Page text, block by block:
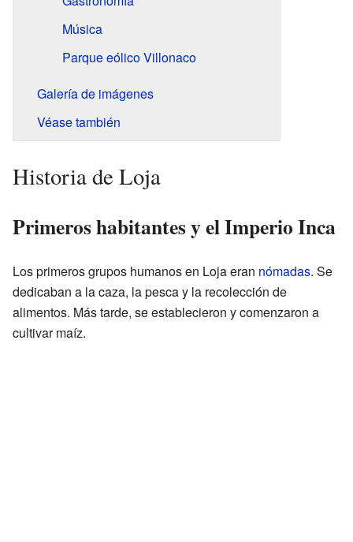
Música
Parque eólico Villonaco
Galería de imágenes
Véase también
Historia de Loja
Primeros habitantes y el Imperio Inca
Los primeros grupos humanos en Loja eran nómadas. Se
dedicaban a la caza, la pesca y la recolección de
alimentos. Más tarde, se establecieron y comenzaron a
cultivar maíz.